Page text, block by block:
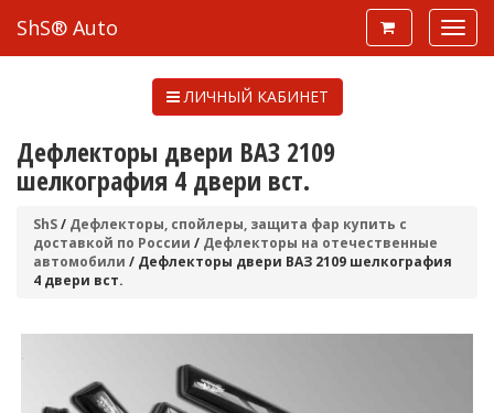
ShS® Auto
ЛИЧНЫЙ КАБИНЕТ
Дефлекторы двери ВАЗ 2109
шелкография 4 двери вст.
ShS/ Дефлекторы, спойлеры, защита фар купить с
доставкой по России / Дефлекторы на отечественные
автомобили / Дефлекторы двери ВАЗ 2109 шелкография
4 двери вст.